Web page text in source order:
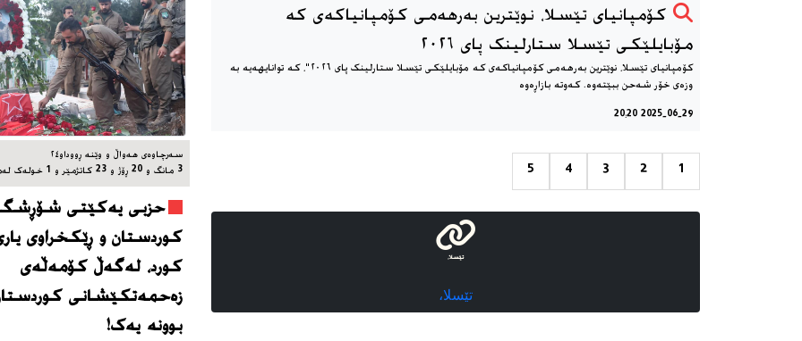
کۆمپانیای تێسلا، نوێترین بەرهەمی کۆمپانیاکەی کە
مۆبایلێکی تێسلا ستارلینک پای ٢٠٢٦
کۆمپانیای تێسلا، نوێترین بەرهەمی کۆمپانیاکەی کە مۆبایلێکی تێسلا ستارلینک پای ٢٠٢٦"، کە توانایهەیە بە
وزەی خۆر شەحن ببێتەوە. کەوتە بازاڕەوە
2025-06-29 20:20
1
2
3
4
5
تێسلا،
تێسلا،
سه‌رچاوه‌ی هه‌واڵ و وێنه‌ ڕووداو٢٤
3 مانگ و 20 ڕۆژ و 23 کاتژمێر و 1 خوله‌ک له‌مه‌وپێش‌
حزبی یەکێتی
کوردستان و ڕێکخراوی
کورد، له‌گه‌ڵ کۆمەڵەی
زەحمەتکێشانی
بوونه‌ یه‌ک!